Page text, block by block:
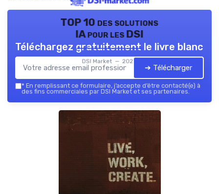
TOP 10 des solutions
IA pour les DSI
DSI Market — 2026
Téléchargez gratuitement le livre blanc
➔ Télécharger
* En remplissant ce formulaire, j’accepte d’être contacté(e) à
des fins commerciales par DSI Market et ses partenaires.